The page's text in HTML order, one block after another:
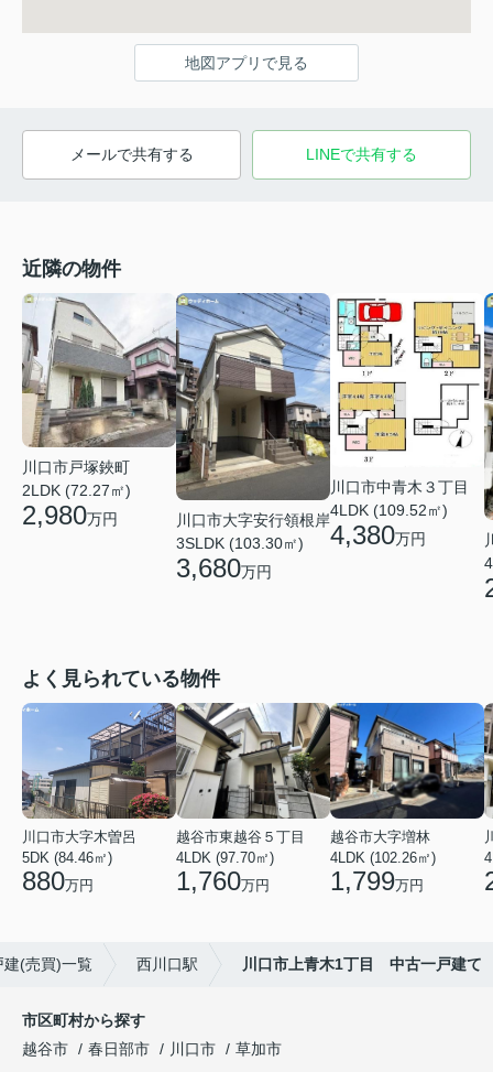
地図アプリで見る
メールで共有する LINEで共有する
近隣の物件
川口市戸塚鋏町
2LDK (72.27㎡)
2,980万円
川口市大字安行領根岸
3SLDK (103.30㎡)
3,680万円
川口市中青木３丁目
4LDK (109.52㎡)
4,380万円
よく見られている物件
川口市大字木曽呂
5DK (84.46㎡)
880万円
越谷市東越谷５丁目
4LDK (97.70㎡)
1,760万円
越谷市大字増林
4LDK (102.26㎡)
1,799万円
建(売買)一覧 西川口駅 川口市上青木1丁目 中古一戸建て
市区町村から探す
越谷市
春日部市 川口市
草加市